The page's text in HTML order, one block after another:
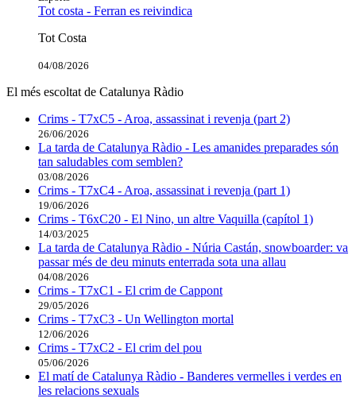
Tot costa - Ferran es reivindica
Tot Costa
04/08/2026
El més escoltat de Catalunya Ràdio
Crims - T7xC5 - Aroa, assassinat i revenja (part 2)
26/06/2026
La tarda de Catalunya Ràdio - Les amanides preparades són
tan saludables com semblen?
03/08/2026
Crims - T7xC4 - Aroa, assassinat i revenja (part 1)
19/06/2026
Crims - T6xC20 - El Nino, un altre Vaquilla (capítol 1)
14/03/2025
La tarda de Catalunya Ràdio - Núria Castán, snowboarder: va
passar més de deu minuts enterrada sota una allau
04/08/2026
Crims - T7xC1 - El crim de Cappont
29/05/2026
Crims - T7xC3 - Un Wellington mortal
12/06/2026
Crims - T7xC2 - El crim del pou
05/06/2026
El matí de Catalunya Ràdio - Banderes vermelles i verdes en
les relacions sexuals